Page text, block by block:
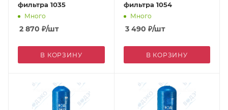
фильтра 1035
Много
2 870 ₽/шт
В КОРЗИНУ
фильтра 1054
Много
3 490 ₽/шт
В КОРЗИНУ